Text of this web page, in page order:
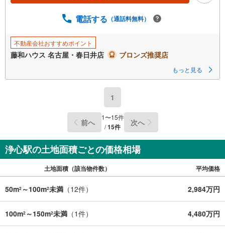
る
電話する （通話料無料）
不動産会社おすすめポイント
藤和ハウス 名古屋・春日井店 ブロンズ推奨店
もっと見る
1
前へ 1〜15件
/15件 次へ
浄心駅の土地面積ごとの価格相場
土地面積（該当物件数） 平均価格
50m2 ～100m2未満 （12件） 2,984万円
100m2 ～150m2未満 （1件） 4,480万円